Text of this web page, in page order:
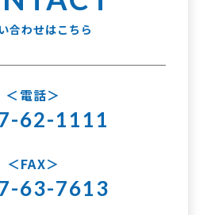
合わせはこちら
電話
62-1111
FAX
63-7613